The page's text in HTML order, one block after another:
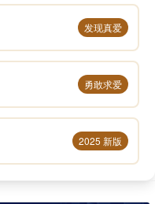
之本，四肢不暖，
把手脚捂暖，手脚和
种做法：1、睡觉前
，自然呼吸，感觉全
打哈欠效果最佳，到
发现真爱
勇敢求爱
2025 新版